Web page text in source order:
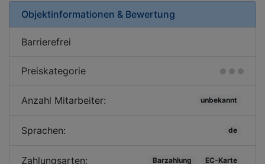
Objektinformationen & Bewertung
Barrierefrei
Preiskategorie
Anzahl Mitarbeiter: unbekannt
Sprachen: de
Zahlungsarten: Barzahlung EC-Karte